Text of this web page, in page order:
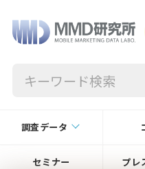
調査データ
セミナー プレ